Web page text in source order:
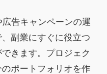
告キャンペーンの運
副業にすぐに役立つ
きます。プロジェク
ポートフォリオを作